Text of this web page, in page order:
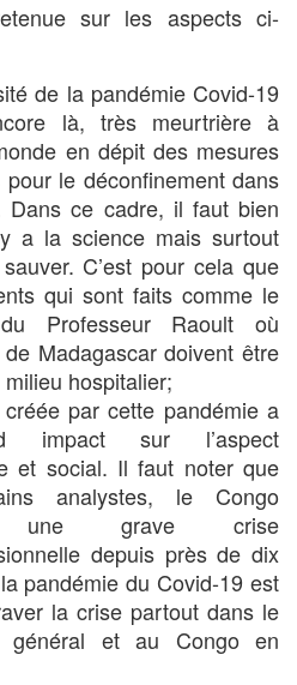
sur les aspects ci-
de la pandémie Covid-19
là, très meurtrière à
en dépit des mesures
pour le déconfinement dans
Dans ce cadre, il faut bien
a la science mais surtout
C’est pour cela que
qui sont faits comme le
Professeur Raoult où
de Madagascar doivent être
hospitalier;
par cette pandémie a
impact sur l’aspect
et social. Il faut noter que
analystes, le Congo
une grave crise
depuis près de dix
pandémie du Covid-19 est
la crise partout dans le
général et au Congo en